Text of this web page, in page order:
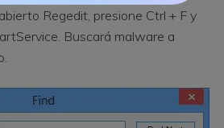
Regedit, presione Ctrl + F y
Buscará malware a